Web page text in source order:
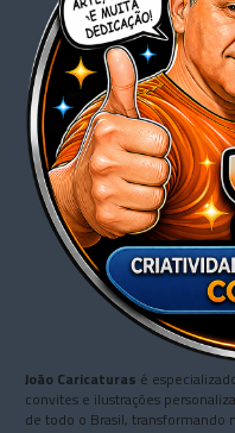
João Caricaturas é
convites e ilustrações
de todo o Brasil, transformando